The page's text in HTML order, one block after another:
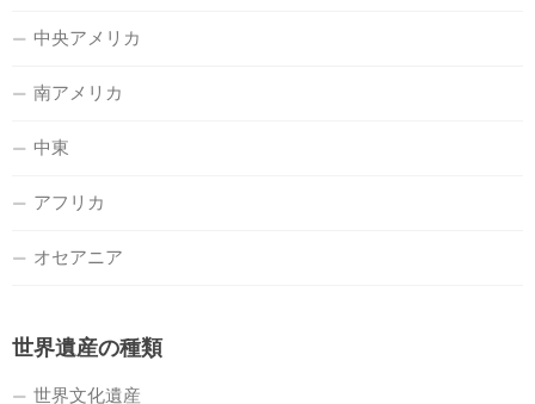
中央アメリカ
南アメリカ
中東
アフリカ
オセアニア
世界遺産の種類
世界文化遺産